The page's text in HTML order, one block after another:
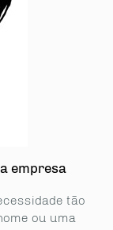
empresa
tão
ou uma